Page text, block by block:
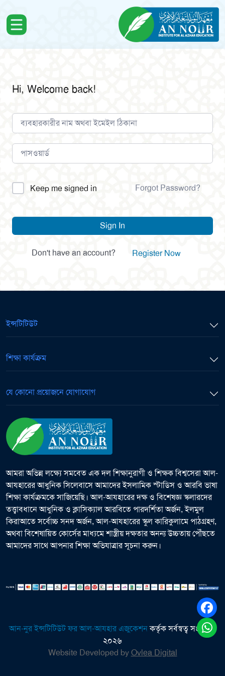
Hi, Welcome back!
Alternative:
Keep me signed in Forgot Password?
Sign In
Don't have an account? Register Now
ইন্সটিটিউট
শিক্ষা কার্যক্রম
যে কোনো প্রয়োজনে যোগাযোগ
আমরা অভিন্ন লক্ষ্যে সমবেত এক দল শিক্ষানুরাগী ও শিক্ষক বিশ্বসেরা আল-
আযহারের আধুনিক সিলেবাসে আমাদের ইসলামিক স্টাডিস ও আরবি ভাষা
শিক্ষা কার্যক্রমকে সাজিয়েছি। আল-আযহারের দক্ষ ও বিশেষজ্ঞ স্কলারদের
তত্ত্বাবধানে আধুনিক ও ক্লাসিক্যাল আরবিতে পারদর্শিতা অর্জন, ইলমুল
কিরাআতে সর্বোচ্চ সনদ অর্জন, আল-আযহারের স্কুল কারিকুলামে পাঠগ্রহণ,
অথবা বিশেষায়িত কোর্সের মাধ্যমে শাস্ত্রীয় দক্ষতার অনন্য উচ্চতায় পৌঁছতে
আমাদের সাথে আপনার শিক্ষা অভিযাত্রার সূচনা করুন।
আন-নুর ইন্সটিটিউট ফর আল-আযহার এজুকেশনকর্তৃক সর্বস্বত্ব সংরক্ষিত
২০২৬
Website Developed byOvlea Digital